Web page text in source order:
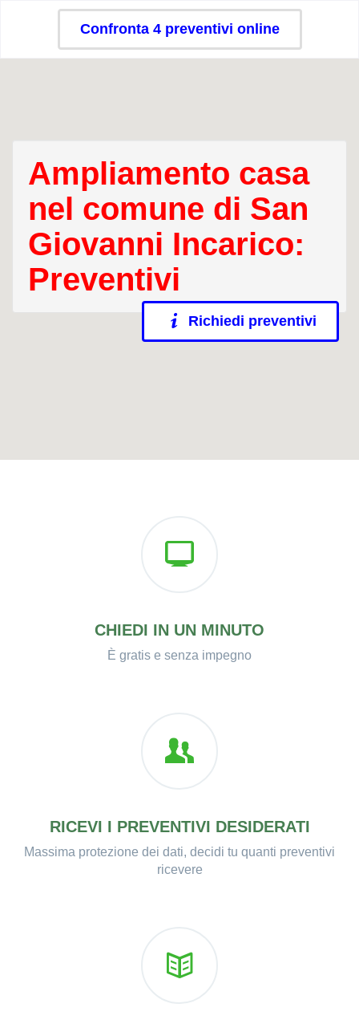
Confronta 4 preventivi online
Ampliamento casa
nel comune di San
Giovanni Incarico:
Preventivi
Richiedi preventivi
CHIEDI IN UN MINUTO
È gratis e senza impegno
RICEVI I PREVENTIVI DESIDERATI
Massima protezione dei dati, decidi tu quanti preventivi
ricevere